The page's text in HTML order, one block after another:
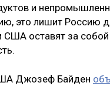
и
это лишит Россию
оставят за собой
Джозеф Байден